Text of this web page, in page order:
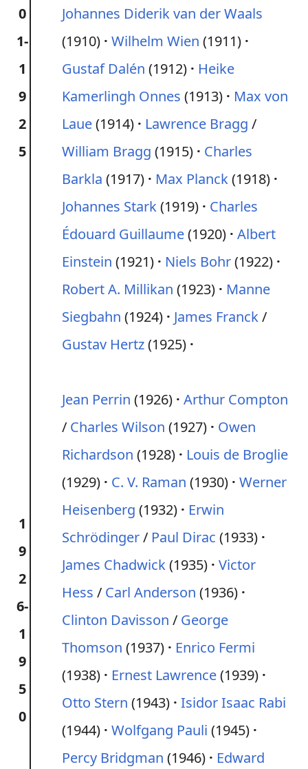
0
1-
1
9
2
5
Johannes Diderik van der Waals
(1910) Wilhelm Wien (1911)
Gustaf Dalén (1912)
Heike
Kamerlingh Onnes (1913)
Max von
Laue(1914) Lawrence Bragg /
William Bragg (1915)
Charles
Barkla (1917) Max Planck(1918)
Johannes Stark(1919)
Charles
Édouard Guillaume(1920) Albert
Einstein (1921) Niels Bohr(1922)
Robert A. Millikan (1923)
Manne
Siegbahn (1924) James Franck/
Gustav Hertz(1925)
1
9
2
6-
1
9
5
0
Jean Perrin (1926) Arthur Compton
/ Charles Wilson (1927)
Owen
Richardson (1928)
Louis de Broglie
(1929)
C. V. Raman (1930) Werner
Heisenberg (1932)
Erwin
Schrödinger/ Paul Dirac (1933)
James Chadwick(1935) Victor
Hess / Carl Anderson (1936)
Clinton Davisson / George
Thomson (1937)
Enrico Fermi
(1938)
Ernest Lawrence(1939)
Otto Stern (1943) Isidor Isaac Rabi
(1944) Wolfgang Pauli (1945)
Percy Bridgman (1946)
Edward